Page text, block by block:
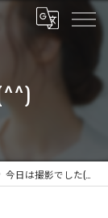
今日は撮影でした(^^)